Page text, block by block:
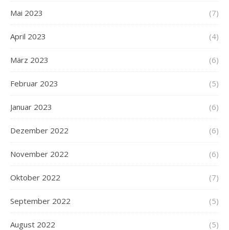
Mai 2023 (7)
April 2023 (4)
März 2023 (6)
Februar 2023 (5)
Januar 2023 (6)
Dezember 2022 (6)
November 2022 (6)
Oktober 2022 (7)
September 2022 (5)
August 2022 (5)